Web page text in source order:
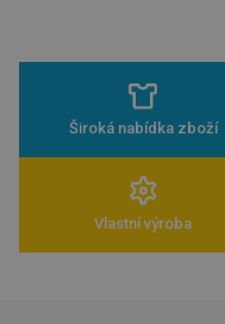
Široká nabídka zboží
Vlastní výroba